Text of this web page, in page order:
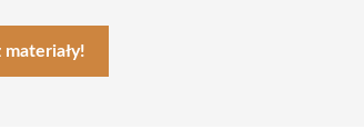
materiały!